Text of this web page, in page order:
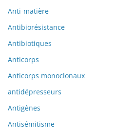
Anti-matière
Antibiorésistance
Antibiotiques
Anticorps
Anticorps monoclonaux
antidépresseurs
Antigènes
Antisémitisme